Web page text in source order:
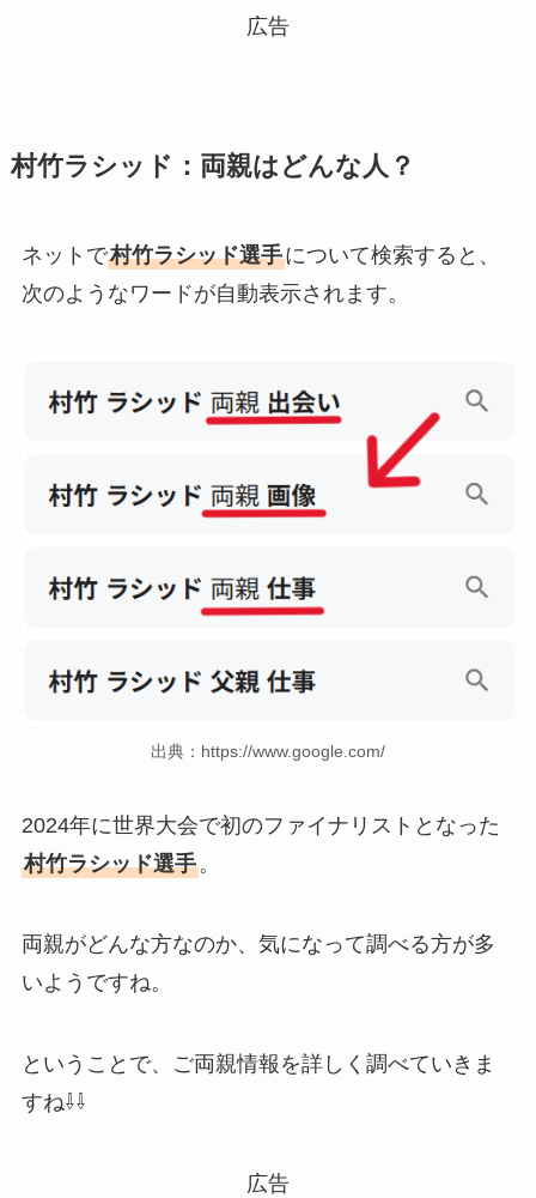
広告
村竹ラシッド：両親はどんな人？
ネットで村竹ラシッド選手について検索すると、
次のようなワードが自動表示されます。
出典：https://www.google.com/
2024年に世界大会で初のファイナリストとなった
村竹ラシッド選手。
両親がどんな方なのか、気になって調べる方が多
いようですね。
ということで、ご両親情報を詳しく調べていきま
すね⇩⇩
広告